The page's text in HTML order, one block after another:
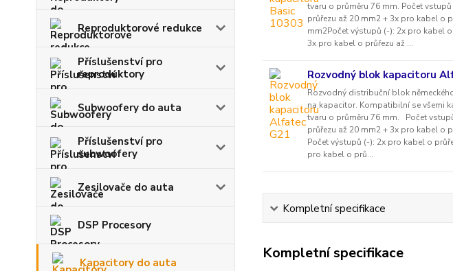
Reproduktorové redukce
Příslušenství pro
reproduktory
Subwoofery do auta
Příslušenství pro
subwoofery
Zesilovače do auta
DSP Procesory
Kapacitory do auta
tvaru o průměru 76 mm. Počet
průřezu až 20 mm2 + 3x pro kabel o
mm2Počet výstupů (-): 2x pro kabel
3x pro kabel o průřezu až ...
Rozvodný blok kapacitoru
Rozvodný distribuční blok
na kapacitor. Kompatibilní se všemi
tvaru o průměru 76 mm. Počet
průřezu až 20 mm2 + 3x pro kabel o
Počet výstupů (-): 2x pro kabel o
pro kabel o prů...
Kompletní specifikace
Kompletní specifikace